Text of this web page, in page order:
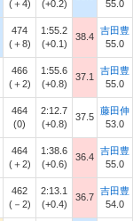
(＋4)
(+0.2)
55.0
474
(＋8)
1:55.2
(+0.1)
38.4
吉田豊
55.0
466
(＋2)
1:55.6
(+0.8)
37.1
吉田豊
55.0
464
(0)
2:12.7
(+0.8)
37.5
藤田伸
53.0
464
(＋2)
1:38.6
(+0.6)
36.4
吉田豊
55.0
462
(－2)
2:13.1
(+0.4)
36.7
吉田豊
54.0